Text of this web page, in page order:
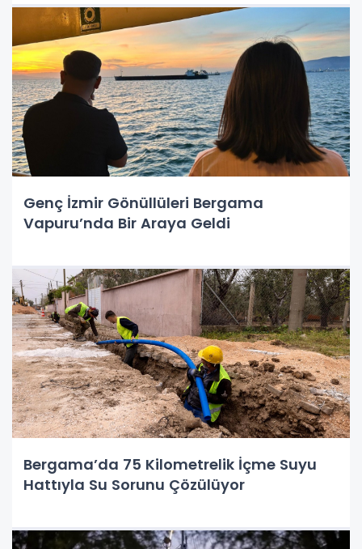
Genç İzmir Gönüllüleri Bergama
Vapuru’nda Bir Araya Geldi
Bergama’da 75 Kilometrelik İçme Suyu
Hattıyla Su Sorunu Çözülüyor